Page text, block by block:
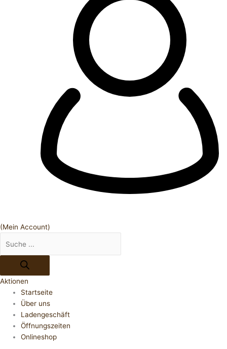
(Mein Account)
Aktionen
Startseite
Über uns
Ladengeschäft
Öffnungszeiten
Onlineshop